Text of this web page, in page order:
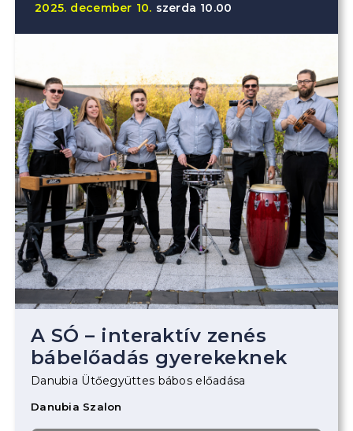
2025. december 10. szerda 10.00
A SÓ – interaktív zenés
bábelőadás gyerekeknek
Danubia Ütőegyüttes bábos előadása
Danubia Szalon